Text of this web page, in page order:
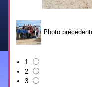
Photo
1
2
3